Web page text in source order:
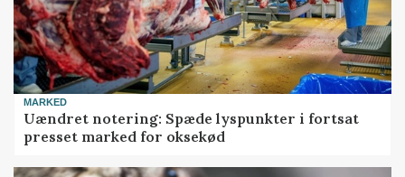
MARKED
Uændret notering: Spæde lyspunkter i fortsat
presset marked for oksekød